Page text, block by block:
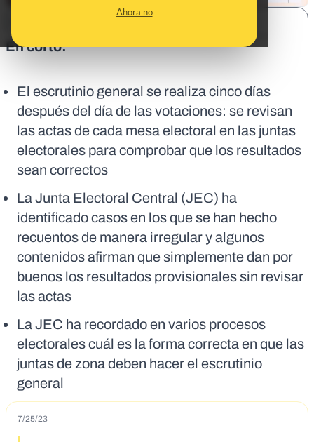
Ahora no
En corto:
El escrutinio general se realiza cinco días
después del día de las votaciones: se revisan
las actas de cada mesa electoral en las juntas
electorales para comprobar que los resultados
sean correctos
La Junta Electoral Central (JEC) ha
identificado casos en los que se han hecho
recuentos de manera irregular y algunos
contenidos afirman que simplemente dan por
buenos los resultados provisionales sin revisar
las actas
La JEC ha recordado en varios procesos
electorales cuál es la forma correcta en que las
juntas de zona deben hacer el escrutinio
general
7/25/23